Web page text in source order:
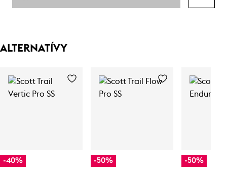
ALTERNATÍVY
-40% -50% -50%